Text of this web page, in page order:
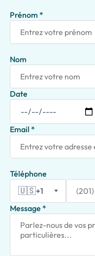
Prénom *
Nom
Date
Email *
Téléphone
🇺🇸+1
Message *